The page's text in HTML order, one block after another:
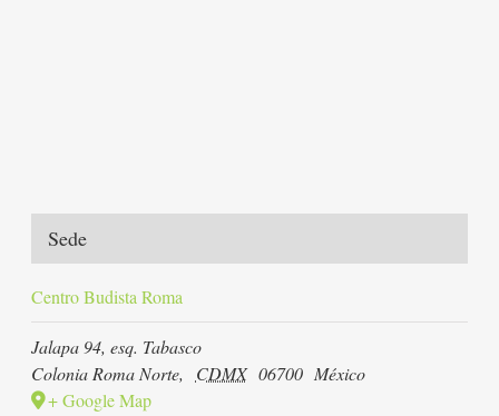
Sede
Centro Budista Roma
Jalapa 94, esq. Tabasco
Colonia Roma Norte, CDMX 06700 México
+ Google Map